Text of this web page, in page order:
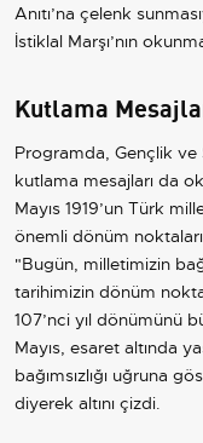
Anıtı’na çelenk
İstiklal Marşı’nın
Kutlama
Programda, Gençlik ve
kutlama mesajları da
Mayıs 1919’un Türk
önemli dönüm
"Bugün, milletimizin
tarihimizin dönüm
107’nci yıl dönümünü
Mayıs, esaret altında
bağımsızlığı uğruna
diyerek altını çizdi.